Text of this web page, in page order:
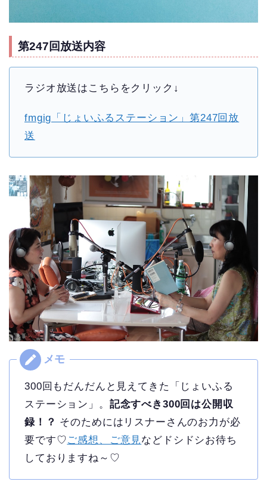
第247回放送内容
ラジオ放送はこちらをクリック↓
fmgig「じょいふるステーション」第247回放
送
300回もだんだんと見えてきた「じょいふる
ステーション」。 記念すべき300回は公開収
録！？ そのためにはリスナーさんのお力が必
要です♡ご感想、ご意見などドシドシお待ち
しておりますね～♡